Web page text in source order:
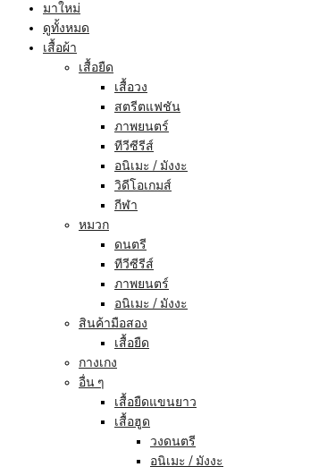
มาใหม่
ดูทั้งหมด
เสื้อผ้า
เสื้อยืด
เสื้อวง
สตรีตแฟชัน
ภาพยนตร์
ทีวีซีรีส์
อนิเมะ / มังงะ
วิดีโอเกมส์
กีฬา
หมวก
ดนตรี
ทีวีซีรีส์
ภาพยนตร์
อนิเมะ / มังงะ
สินค้ามือสอง
เสื้อยืด
กางเกง
อื่น ๆ
เสื้อยืดแขนยาว
เสื้อฮูด
วงดนตรี
อนิเมะ / มังงะ